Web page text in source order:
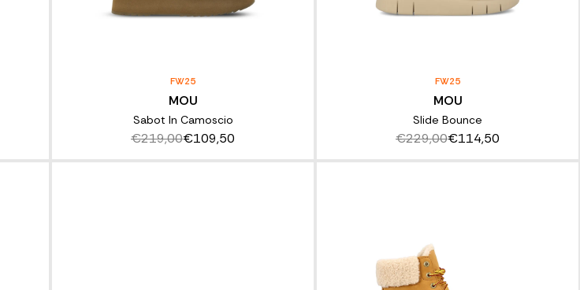
FW25
MOU
Sabot In Camoscio
€219,00€109,50
FW25
MOU
Slide Bounce
€229,00€114,50